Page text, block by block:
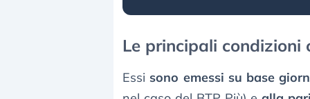
Le principali
Essi sono emessi su base